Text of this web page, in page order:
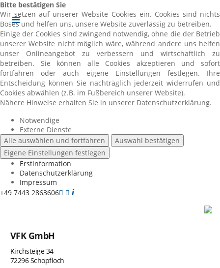
Bitte bestätigen Sie
Wir setzen auf unserer Website Cookies ein. Cookies sind nichts
Böses und helfen uns, unsere Website zuverlässig zu betreiben.
Einige der Cookies sind zwingend notwendig, ohne die der Betrieb
unserer Website nicht möglich wäre, während andere uns helfen
unser Onlineangebot zu verbessern und wirtschaftlich zu
betreiben. Sie können alle Cookies akzeptieren und sofort
fortfahren oder auch eigene Einstellungen festlegen. Ihre
Entscheidung können Sie nachträglich jederzeit widerrufen und
Cookies abwählen (z.B. im Fußbereich unserer Website).
Nähere Hinweise erhalten Sie in unserer Datenschutzerklärung.
Notwendige
Externe Dienste
Alle auswählen und fortfahren
Auswahl bestätigen
Eigene Einstellungen festlegen
Erstinformation
Datenschutzerklärung
Impressum
+49 7443 2863606
VFK GmbH
Kirchsteige 34
72296 Schopfloch